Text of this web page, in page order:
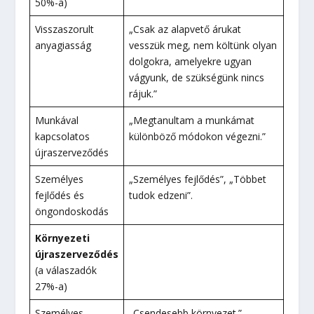
Visszaszorult
anyagiasság
„Csak az alapvető árukat
vesszük meg, nem költünk olyan
dolgokra, amelyekre ugyan
vágyunk, de szükségünk nincs
rájuk.”
Munkával
kapcsolatos
újraszerveződés
„Megtanultam a munkámat
különböző módokon végezni.”
Személyes
fejlődés és
öngondoskodás
„Személyes fejlődés”, „Többet
tudok edzeni”.
Környezeti
újraszerveződés
(a válaszadók
27%-a)